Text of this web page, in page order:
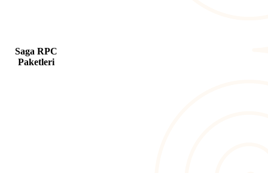
Saga RPC
Paketleri